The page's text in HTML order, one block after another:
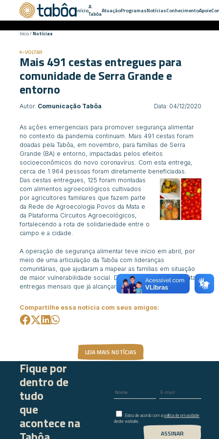
InícioA
TabôaAtuaçãoProgramasNotíciasConhecimentoApoie
Início/Notícias
Mais 491 cestas entregues para
comunidade de Serra Grande e
entorno
VOLTAR
Autor: Comunicação Tabôa Data: 04/12/2020
As açôes emergenciais para promover segurança alimentar
no contexto da pandemia continuam. Mais 491 cestas foram
doadas pela Tabôa, em novembro, para famílias de Serra
Grande (BA) e entorno, impactadas pelos efeitos
socioeconômicos do novo coronavírus. Com esta entrega,
cerca de 1.964 pessoas foram diretamente beneficiadas.
Das cestas entregues, 125 foram montadas
com alimentos agroecológicos cultivados
por agricultores familiares que fazem parte
da Rede de Agroecologia Povos da Mata e
da Plataforma Circuitos Agroecológicos,
fortalecendo a rota de solidariedade entre o
campo e a cidade.
A operação de segurança alimentar teve início em abril, por
meio de uma articulação da Tabôa com lideranças
comunitárias, que ajudaram a mapear as famílias em situação
de maior vulnerabilidade social. Desde então, têm sido feitas
entregas mensais que já alcançaram mais de 500 famílias.
Compartilhe essa notícia com seus amigos:
LEIA MAIS NOTÍCIAS
Fique por
dentro de
tudo
que
acontece na Estou de acordo com a política de privacidade
deste website.